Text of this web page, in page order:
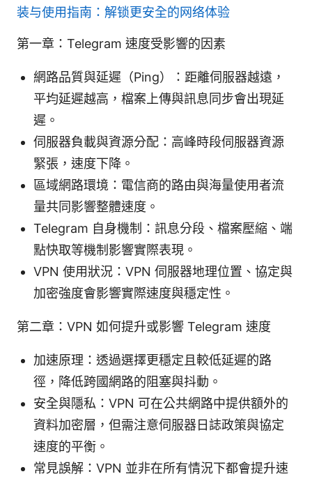
装与使用指南：解锁更安全的网络体验
第一章：Telegram 速度受影響的因素
網路品質與延遲（Ping）：距離伺服器越遠，
平均延遲越高，檔案上傳與訊息同步會出現延
遲。
伺服器負載與資源分配：高峰時段伺服器資源
緊張，速度下降。
區域網路環境：電信商的路由與海量使用者流
量共同影響整體速度。
Telegram 自身機制：訊息分段、檔案壓縮、端
點快取等機制影響實際表現。
VPN 使用狀況：VPN 伺服器地理位置、協定與
加密強度會影響實際速度與穩定性。
第二章：VPN 如何提升或影響 Telegram 速度
加速原理：透過選擇更穩定且較低延遲的路
徑，降低跨國網路的阻塞與抖動。
安全與隱私：VPN 可在公共網路中提供額外的
資料加密層，但需注意伺服器日誌政策與協定
速度的平衡。
常見誤解：VPN 並非在所有情況下都會提升速